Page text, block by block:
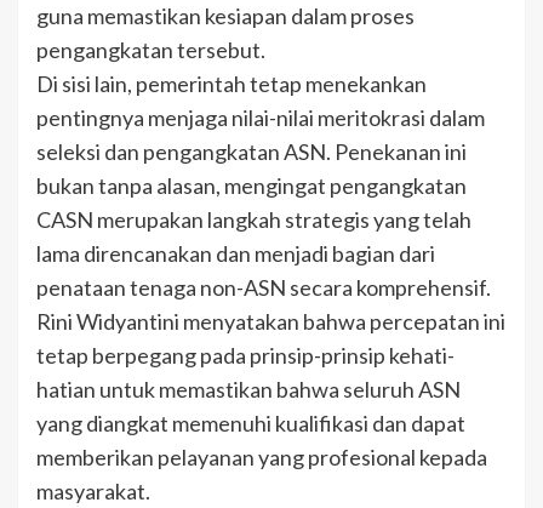
guna memastikan kesiapan dalam proses
pengangkatan tersebut.
Di sisi lain, pemerintah tetap menekankan
pentingnya menjaga nilai-nilai meritokrasi dalam
seleksi dan pengangkatan ASN. Penekanan ini
bukan tanpa alasan, mengingat pengangkatan
CASN merupakan langkah strategis yang telah
lama direncanakan dan menjadi bagian dari
penataan tenaga non-ASN secara komprehensif.
Rini Widyantini menyatakan bahwa percepatan ini
tetap berpegang pada prinsip-prinsip kehati-
hatian untuk memastikan bahwa seluruh ASN
yang diangkat memenuhi kualifikasi dan dapat
memberikan pelayanan yang profesional kepada
masyarakat.